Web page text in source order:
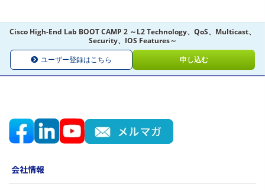
Cisco High-End Lab BOOT CAMP 2 ～L2 Technology、QoS、Multicast、
Security、IOS Features～
ユーザー登録はこちら
申し込む
会社情報